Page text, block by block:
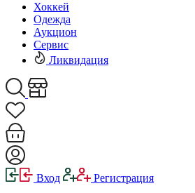
Хоккей
Одежда
Аукцион
Сервис
Ликвидация
Вход Регистрация